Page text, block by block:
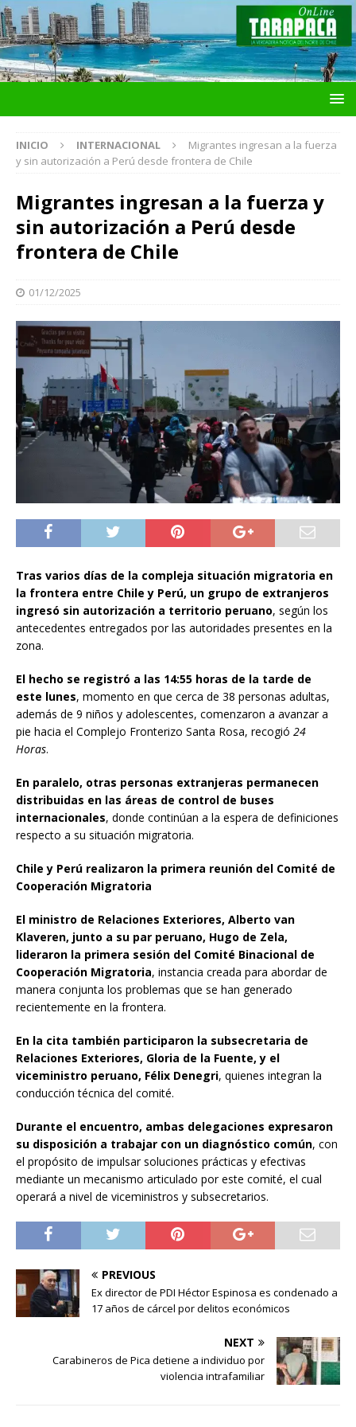
INICIO INTERNACIONAL
Migrantes ingresan a la fuerza
y sin autorización a Perú desde frontera de Chile
Migrantes ingresan a la fuerza y
sin autorización a Perú desde
frontera de Chile
01/12/2025
Tras varios días de la compleja situación migratoria en
la frontera entre Chile y Perú, un grupo de extranjeros
ingresó sin autorización a territorio peruano, según los
antecedentes entregados por las autoridades presentes en la
zona.
El hecho se registró a las 14:55 horas de la tarde de
este lunes, momento en que cerca de 38 personas adultas,
además de 9 niños y adolescentes, comenzaron a avanzar a
pie hacia el Complejo Fronterizo Santa Rosa, recogió 24
Horas.
En paralelo, otras personas extranjeras permanecen
distribuidas en las áreas de control de buses
internacionales, donde continúan a la espera de definiciones
respecto a su situación migratoria.
Chile y Perú realizaron la primera reunión del Comité de
Cooperación Migratoria
El ministro de Relaciones Exteriores, Alberto van
Klaveren, junto a su par peruano, Hugo de Zela,
lideraron la primera sesión del Comité Binacional de
Cooperación Migratoria, instancia creada para abordar de
manera conjunta los problemas que se han generado
recientemente en la frontera.
En la cita también participaron la subsecretaria de
Relaciones Exteriores, Gloria de la Fuente, y el
viceministro peruano, Félix Denegri, quienes integran la
conducción técnica del comité.
Durante el encuentro, ambas delegaciones expresaron
su disposición a trabajar con un diagnóstico común, con
el propósito de impulsar soluciones prácticas y efectivas
mediante un mecanismo articulado por este comité, el cual
operará a nivel de viceministros y subsecretarios.
PREVIOUS
Ex director de PDI Héctor Espinosa es condenado a
17 años de cárcel por delitos económicos
NEXT
Carabineros de Pica detiene a individuo por
violencia intrafamiliar